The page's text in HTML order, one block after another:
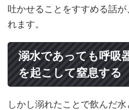
吐かせることをすすめる話
れます。
溺水であっても呼吸
を起こして窒息する
しかし溺れたことで飲んだ